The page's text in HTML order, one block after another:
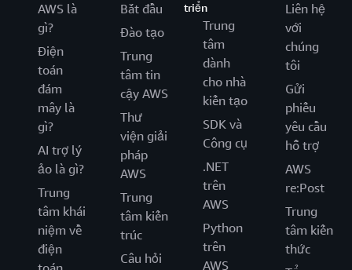
AWS là
gì?
Điện
toán
đám
mây là
gì?
AI trợ lý
ảo là gì?
Trung
tâm khái
niệm về
điện
Bắt đầu
Đào tạo
Trung
tâm tin
cậy AWS
Thư
viện giải
pháp
AWS
Trung
tâm kiến
trúc
Câu hỏi
triển
Trung
tâm
dành
cho nhà
kiến tạo
SDK và
Công cụ
.NET
trên
AWS
Python
trên
AWS
Liên hệ
với
chúng
tôi
Gửi
phiếu
yêu cầu
hỗ trợ
AWS
re:Post
Trung
tâm kiến
thức